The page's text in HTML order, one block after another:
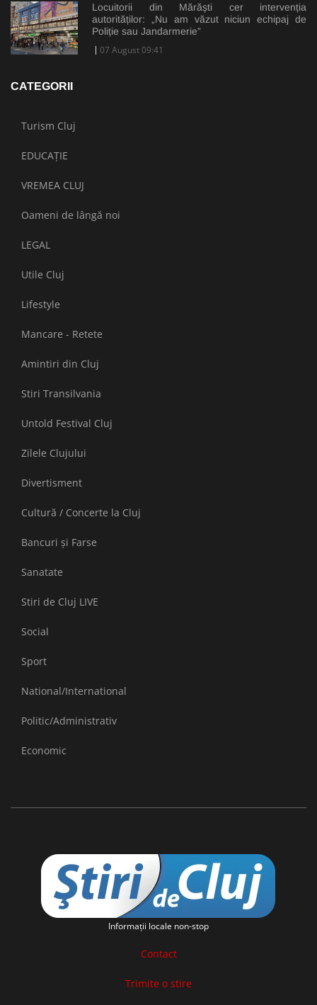
Locuitorii din Mărăști cer intervenția
autorităților: „Nu am văzut niciun echipaj de
Poliție sau Jandarmerie”
07 August 09:41
CATEGORII
Turism Cluj
EDUCAȚIE
VREMEA CLUJ
Oameni de lângă noi
LEGAL
Utile Cluj
Lifestyle
Mancare - Retete
Amintiri din Cluj
Stiri Transilvania
Untold Festival Cluj
Zilele Clujului
Divertisment
Cultură / Concerte la Cluj
Bancuri și Farse
Sanatate
Stiri de Cluj LIVE
Social
Sport
National/International
Politic/Administrativ
Economic
Informaţii locale non-stop
Contact
Trimite o stire